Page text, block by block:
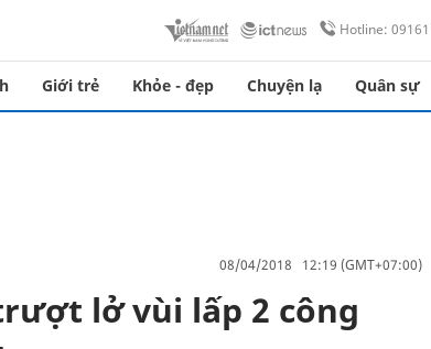
Hotline:
Giới trẻ Khỏe - đẹp Chuyện lạ Quân sự
08/04/2018 12:19 (GMT+07:00)
lở vùi lấp 2 công